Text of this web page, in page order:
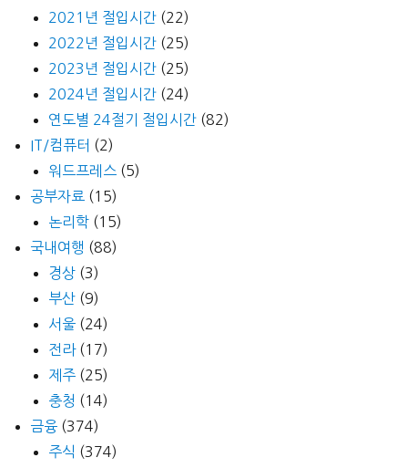
2021년 절입시간 (22)
2022년 절입시간 (25)
2023년 절입시간 (25)
2024년 절입시간 (24)
연도별 24절기 절입시간 (82)
IT/컴퓨터 (2)
워드프레스 (5)
공부자료 (15)
논리학 (15)
국내여행 (88)
경상 (3)
부산 (9)
서울 (24)
전라(17)
제주 (25)
충청 (14)
금융 (374)
주식 (374)